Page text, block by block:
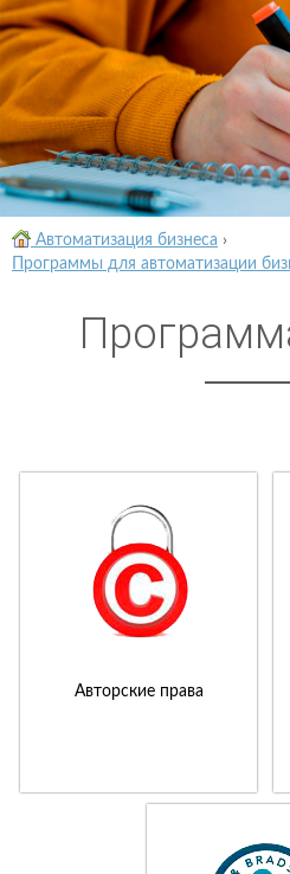
Автоматизация бизнеса ›
Программы для автоматизации
Авторские права